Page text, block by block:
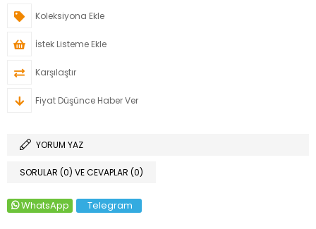
Koleksiyona Ekle
İstek Listeme Ekle
Karşılaştır
Fiyat Düşünce Haber Ver
YORUM YAZ
SORULAR (0) VE CEVAPLAR (0)
WhatsApp Telegram